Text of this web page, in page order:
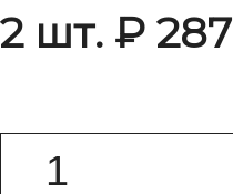
2 шт. ₽ 287